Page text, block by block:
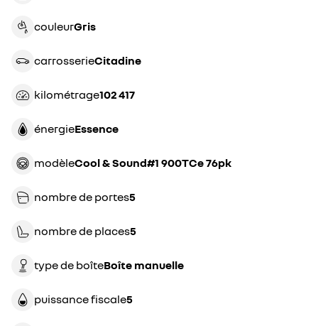
couleur gris
carrosserie citadine
kilométrage 102 417
énergie essence
modèle Cool & Sound#1 900TCe 76pk
nombre de portes5
nombre de places5
type de boîte boîte manuelle
puissance fiscale5